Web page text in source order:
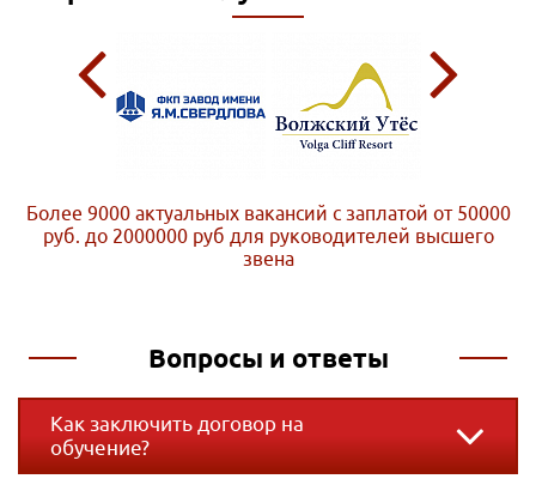
Более 9000 актуальных вакансий с заплатой от 50000
руб. до 2000000 руб для руководителей высшего
звена
Вопросы и ответы
Как заключить договор на
обучение?